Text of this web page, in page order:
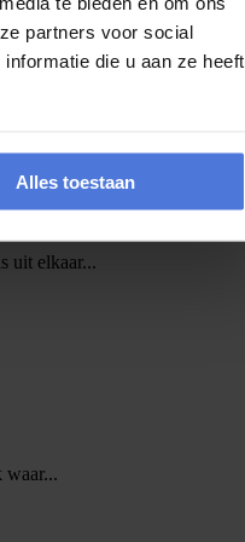
partners voor social
die u aan ze heeft
Alles toestaan
kans maken op een...
uit elkaar...
waar...